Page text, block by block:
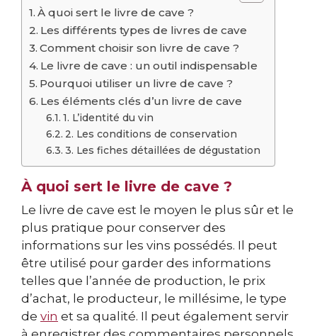
À quoi sert le livre de cave ?
Les différents types de livres de cave
Comment choisir son livre de cave ?
Le livre de cave : un outil indispensable
Pourquoi utiliser un livre de cave ?
Les éléments clés d’un livre de cave
1. L’identité du vin
2. Les conditions de conservation
3. Les fiches détaillées de dégustation
À quoi sert le livre de cave ?
Le livre de cave est le moyen le plus sûr et le
plus pratique pour conserver des
informations sur les vins possédés. Il peut
être utilisé pour garder des informations
telles que l’année de production, le prix
d’achat, le producteur, le millésime, le type
de vin et sa qualité. Il peut également servir